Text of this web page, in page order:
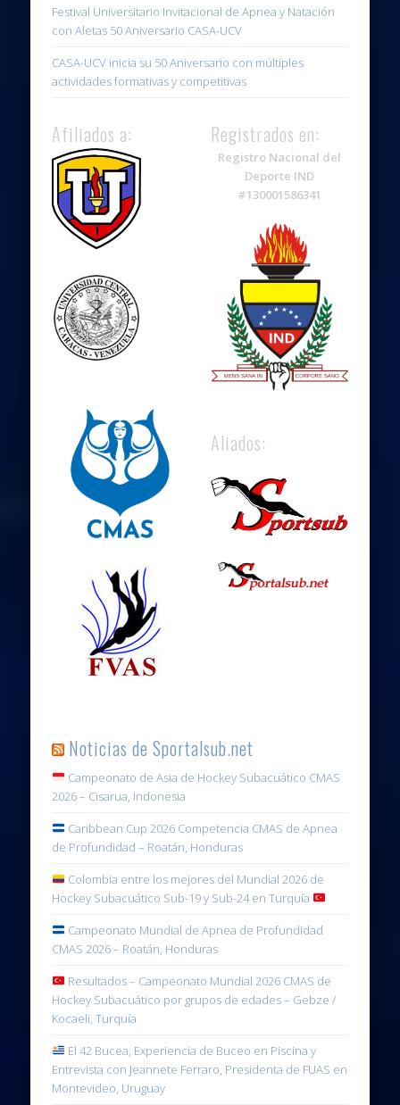
Festival Universitario Invitacional de Apnea y Natación
con Aletas 50 Aniversario CASA-UCV
CASA-UCV inicia su 50 Aniversario con múltiples
actividades formativas y competitivas
Afiliados a: Registrados en:
Registro Nacional del
Deporte IND
#130001586341
Aliados:
Noticias de Sportalsub.net
Campeonato de Asia de Hockey Subacuático CMAS
2026 – Cisarua, Indonesia
Caribbean Cup 2026 Competencia CMAS de Apnea
de Profundidad – Roatán, Honduras
Colombia entre los mejores del Mundial 2026 de
Hockey Subacuático Sub-19 y Sub-24 en Turquía
Campeonato Mundial de Apnea de Profundidad
CMAS 2026 – Roatán, Honduras
Resultados – Campeonato Mundial 2026 CMAS de
Hockey Subacuático por grupos de edades – Gebze /
Kocaeli, Turquía
El 42 Bucea, Experiencia de Buceo en Piscina y
Entrevista con Jeannete Ferraro, Presidenta de FUAS en
Montevideo, Uruguay